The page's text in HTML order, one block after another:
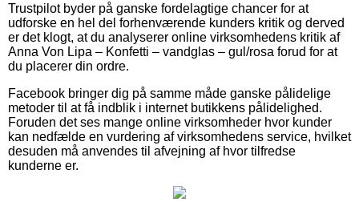
Trustpilot byder på ganske fordelagtige chancer for at
udforske en hel del forhenværende kunders kritik og derved
er det klogt, at du analyserer online virksomhedens kritik af
Anna Von Lipa – Konfetti – vandglas – gul/rosa forud for at
du placerer din ordre.
Facebook bringer dig på samme måde ganske pålidelige
metoder til at få indblik i internet butikkens pålidelighed.
Foruden det ses mange online virksomheder hvor kunder
kan nedfælde en vurdering af virksomhedens service, hvilket
desuden må anvendes til afvejning af hvor tilfredse
kunderne er.